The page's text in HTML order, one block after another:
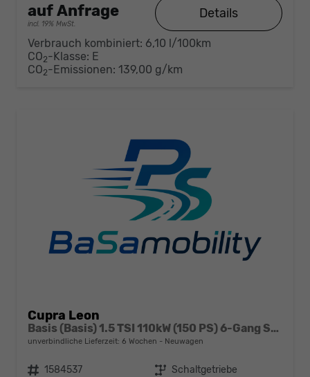
auf Anfrage
incl. 19% MwSt.
Details
Verbrauch kombiniert: 6,10 l/100km
CO2-Klasse: E
CO2-Emissionen: 139,00 g/km
Cupra Leon
Basis (Basis) 1.5 TSI 110kW (150 PS) 6-Gang Schaltgetriebe
unverbindliche Lieferzeit: 6 Wochen Neuwagen
Fahrzeugnr. 1584537 Getriebe Schaltgetriebe